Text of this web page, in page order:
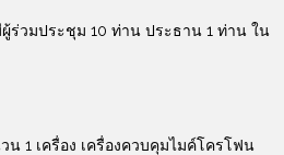
วมประชุม 10 ท่าน ประธาน 1 ท่าน ใน
น 1 เครื่อง เครื่องควบคุมไมค์โครโฟน